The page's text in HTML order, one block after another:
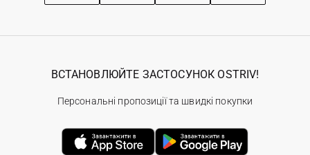
ВСТАНОВЛЮЙТЕ ЗАСТОСУНОК OSTRIV!
Персональні пропозиції та швидкі покупки